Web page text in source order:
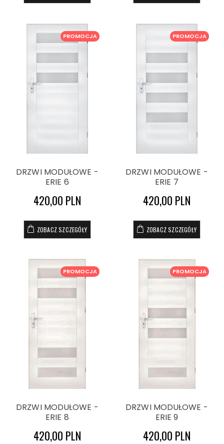
PROMOCJA
DRZWI MODUŁOWE -
ERIE 6
420,00 PLN
ZOBACZ SZCZEGÓŁY
PROMOCJA
DRZWI MODUŁOWE -
ERIE 7
420,00 PLN
ZOBACZ SZCZEGÓŁY
PROMOCJA
DRZWI MODUŁOWE -
ERIE 8
420,00 PLN
PROMOCJA
DRZWI MODUŁOWE -
ERIE 9
420,00 PLN